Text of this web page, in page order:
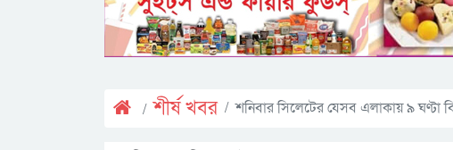
শীর্ষ খবর শনিবার সিলেটের যেসব এলাকায় ৯ ঘণ্টা